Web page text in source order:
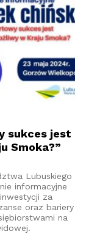
sukces jest
Smoka?”
Lubuskiego
informacyjne
za
oraz bariery
na